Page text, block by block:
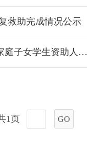
救助完成情况公示
2023年度高中以上阶段残疾学生和贫困残疾人家庭子女学生资助人员公示
1页 GO